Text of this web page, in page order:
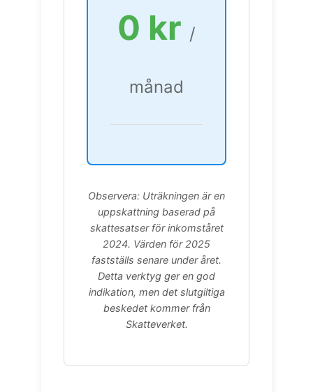
0 kr /
månad
Observera: Uträkningen är en
uppskattning baserad på
skattesatser för inkomståret
2024. Värden för 2025
fastställs senare under året.
Detta verktyg ger en god
indikation, men det slutgiltiga
beskedet kommer från
Skatteverket.